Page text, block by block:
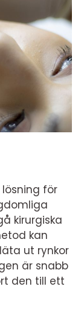
för
kirurgiska
kan
ut rynkor
är snabb
den till ett